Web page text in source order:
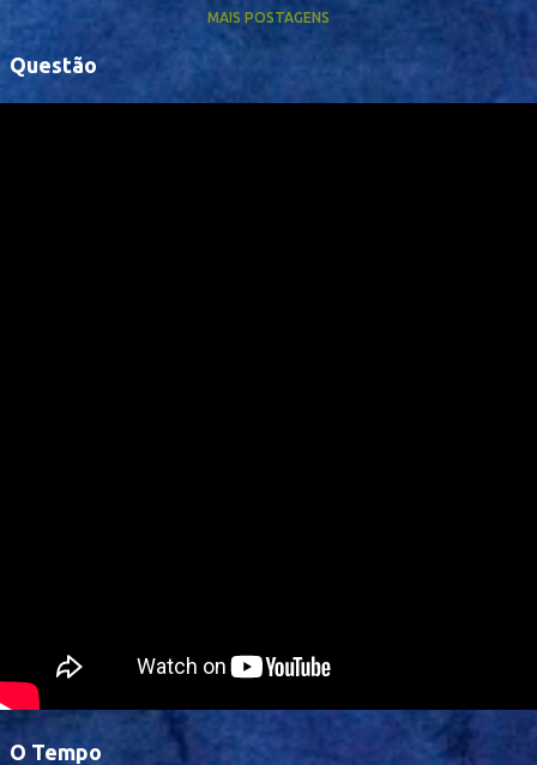
MAIS POSTAGENS
Questão
O Tempo